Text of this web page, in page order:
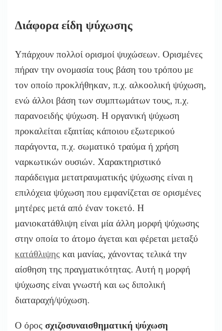
Διάφορα είδη ψύχωσης
Υπάρχουν πολλοί ορισμοί ψυχώσεων. Ορισμένες
πήραν την ονομασία τους βάση του τρόπου με
τον οποίο προκλήθηκαν, π.χ. αλκοολική ψύχωση,
ενώ άλλοι βάση των συμπτωμάτων τους, π.χ.
παρανοειδής ψύχωση. Η οργανική ψύχωση
προκαλείται εξαιτίας κάποιου εξωτερικού
παράγοντα, π.χ. σωματικό τραύμα ή χρήση
ναρκωτικών ουσιών. Χαρακτηριστικό
παράδειγμα μετατραυματικής ψύχωσης είναι η
επιλόχεια ψύχωση που εμφανίζεται σε ορισμένες
μητέρες μετά από έναν τοκετό. Η
μανιοκατάθλιψη είναι μία άλλη μορφή ψύχωσης
στην οποία το άτομο άγεται και φέρεται μεταξύ
κατάθλιψης και μανίας, χάνοντας τελικά την
αίσθηση της πραγματικότητας. Αυτή η μορφή
ψύχωσης είναι γνωστή και ως διπολική
διαταραχή/ψύχωση.
Ο όρος σχιζοσυναισθηματική ψύχωση